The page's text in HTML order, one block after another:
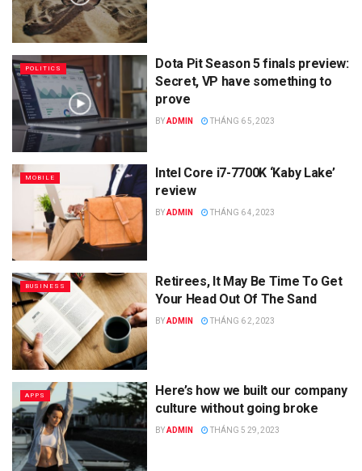
POLITICS
Dota Pit Season 5 finals preview:
Secret, VP have something to
prove
BYADMIN THÁNG 6 5, 2023
MOBILE
Intel Core i7-7700K ‘Kaby Lake’
review
BYADMIN THÁNG 6 4, 2023
BUSINESS
Retirees, It May Be Time To Get
Your Head Out Of The Sand
BYADMIN THÁNG 6 2, 2023
APPS
Here’s how we built our company
culture without going broke
BYADMIN THÁNG 5 29, 2023